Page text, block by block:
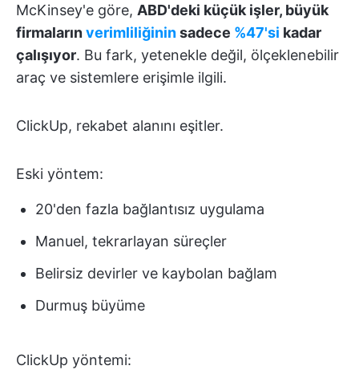
McKinsey'e göre, ABD'deki küçük işler, büyük
firmalarınverimliliğininsadece %47'si kadar
çalışıyor. Bu fark, yetenekle değil, ölçeklenebilir
araç ve sistemlere erişimle ilgili.
ClickUp, rekabet alanını eşitler.
Eski yöntem:
20'den fazla bağlantısız uygulama
Manuel, tekrarlayan süreçler
Belirsiz devirler ve kaybolan bağlam
Durmuş büyüme
ClickUp yöntemi: